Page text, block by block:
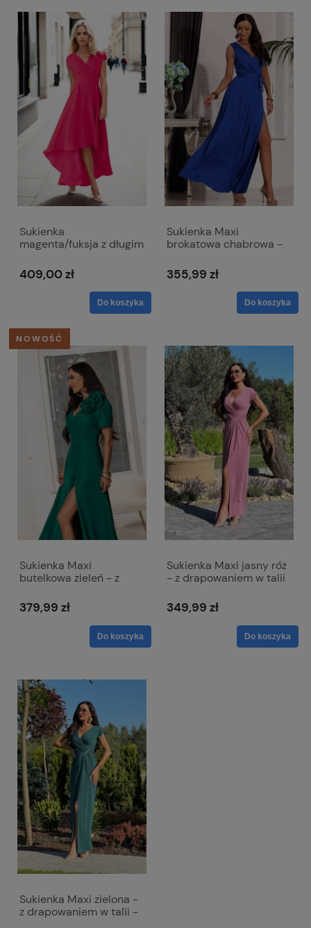
Sukienka
magenta/fuksja z długim
dekoltem - Selena
409,00 zł
Do koszyka
Sukienka Maxi
brokatowa chabrowa -
ramionami - Salma
355,99 zł
Do koszyka
Sukienka Maxi
butelkowa zieleń - z
Rubi
379,99 zł
Do koszyka
NOWOŚĆ
Sukienka Maxi jasny róż
- z drapowaniem w talii
349,99 zł
Do koszyka
Sukienka Maxi zielona -
z drapowaniem w talii -